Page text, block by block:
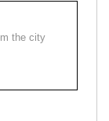
the city